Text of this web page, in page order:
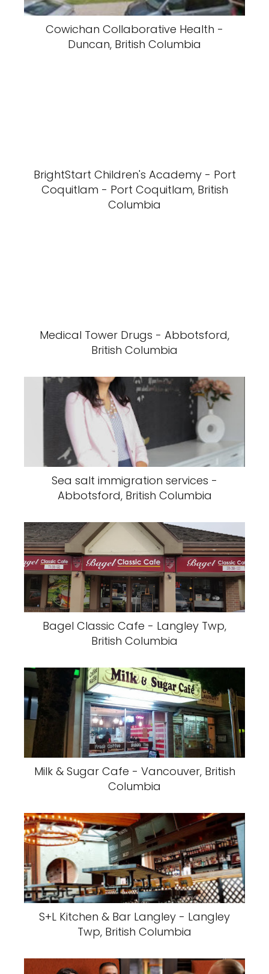
Cowichan Collaborative Health -
Duncan, British Columbia
BrightStart Children's Academy - Port
Coquitlam - Port Coquitlam, British
Columbia
Medical Tower Drugs - Abbotsford,
British Columbia
Sea salt immigration services -
Abbotsford, British Columbia
Bagel Classic Cafe - Langley Twp,
British Columbia
Milk & Sugar Cafe - Vancouver, British
Columbia
S+L Kitchen & Bar Langley - Langley
Twp, British Columbia